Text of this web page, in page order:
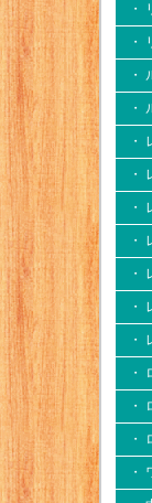
・
・
・
・
・
・
・
・
・
・
・
・
・
・
・